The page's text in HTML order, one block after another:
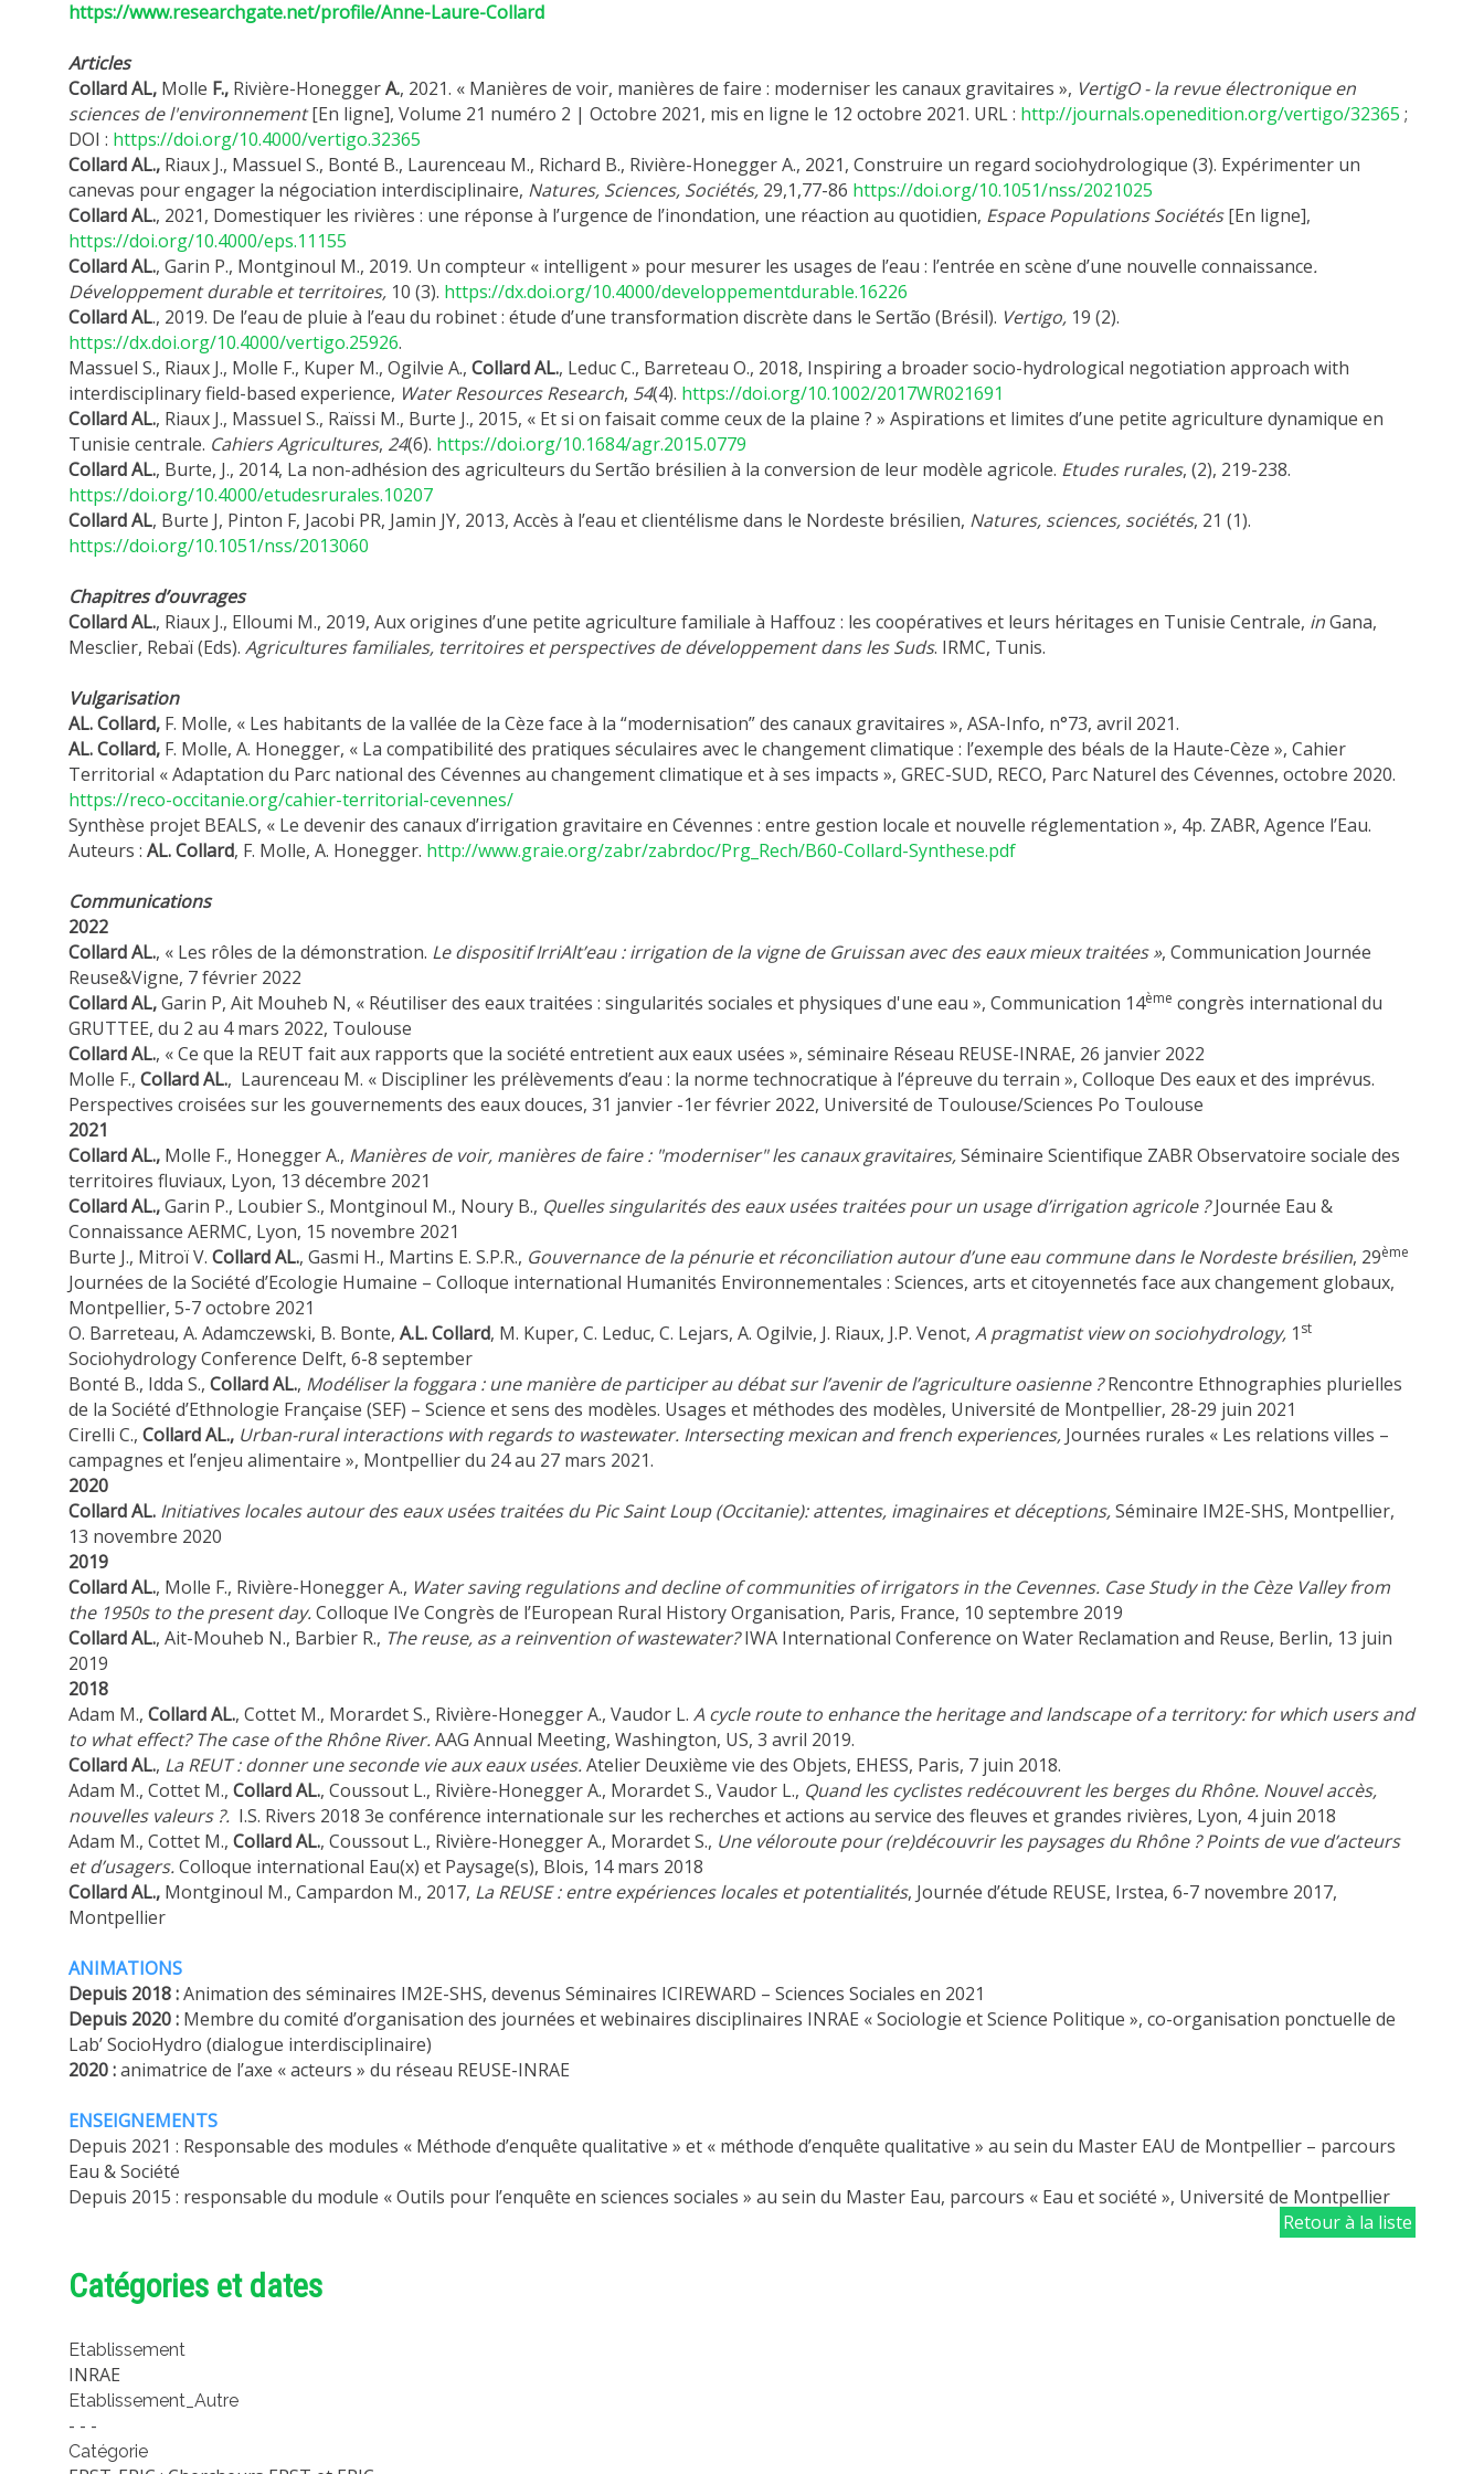
https://www.researchgate.net/profile/Anne-Laure-Collard
Articles
Collard AL, Molle F., Rivière-HoneggerA., 2021. « Manières de voir, manières de faire : moderniser les canaux gravitaires », VertigO - la revue électronique en
sciences de l'environnement[En ligne], Volume 21 numéro 2 | Octobre 2021, mis en ligne le 12 octobre 2021. URL : http://journals.openedition.org/vertigo/32365 ;
DOI : https://doi.org/10.4000/vertigo.32365
Collard AL., Riaux J., Massuel S., Bonté B., Laurenceau M., Richard B., Rivière-Honegger A., 2021, Construire un regard sociohydrologique (3). Expérimenter un
canevas pour engager la négociation interdisciplinaire, Natures, Sciences, Sociétés, 29,1,77-86 https://doi.org/10.1051/nss/2021025
Collard AL., 2021, Domestiquer les rivières : une réponse à l’urgence de l’inondation, une réaction au quotidien, Espace Populations Sociétés[En ligne],
https://doi.org/10.4000/eps.11155
Collard AL., Garin P., Montginoul M., 2019. Un compteur « intelligent » pour mesurer les usages de l’eau : l’entrée en scène d’une nouvelle connaissance.
Développement durable et territoires, 10 (3). https://dx.doi.org/10.4000/developpementdurable.16226
Collard AL., 2019. De l’eau de pluie à l’eau du robinet : étude d’une transformation discrète dans le Sertão (Brésil). Vertigo, 19 (2).
https://dx.doi.org/10.4000/vertigo.25926.
Massuel S., Riaux J., Molle F., Kuper M., Ogilvie A., Collard AL., Leduc C., Barreteau O., 2018, Inspiring a broader socio-hydrological negotiation approach with
interdisciplinary field-based experience, Water Resources Research, 54(4). https://doi.org/10.1002/2017WR021691
Collard AL., Riaux J., Massuel S., Raïssi M., Burte J., 2015, « Et si on faisait comme ceux de la plaine ? » Aspirations et limites d’une petite agriculture dynamique en
Tunisie centrale. Cahiers Agricultures, 24(6). https://doi.org/10.1684/agr.2015.0779
Collard AL., Burte, J., 2014, La non-adhésion des agriculteurs du Sertão brésilien à la conversion de leur modèle agricole. Etudes rurales, (2), 219-238.
https://doi.org/10.4000/etudesrurales.10207
CollardAL, Burte J, Pinton F, Jacobi PR, Jamin JY, 2013, Accès à l’eau et clientélisme dans le Nordeste brésilien, Natures, sciences, sociétés, 21 (1).
https://doi.org/10.1051/nss/2013060
Chapitres d’ouvrages
Collard AL., Riaux J., Elloumi M., 2019, Aux origines d’une petite agriculture familiale à Haffouz : les coopératives et leurs héritages en Tunisie Centrale, inGana,
Mesclier, Rebaï (Eds). Agricultures familiales, territoires et perspectives de développement dans les Suds. IRMC, Tunis.
Vulgarisation
AL. Collard, F. Molle, « Les habitants de la vallée de la Cèze face à la “modernisation” des canaux gravitaires », ASA-Info, n°73, avril 2021.
AL. Collard, F. Molle, A. Honegger, « La compatibilité des pratiques séculaires avec le changement climatique : l’exemple des béals de la Haute-Cèze », Cahier
Territorial « Adaptation du Parc national des Cévennes au changement climatique et à ses impacts », GREC-SUD, RECO, Parc Naturel des Cévennes, octobre 2020.
https://reco-occitanie.org/cahier-territorial-cevennes/
Synthèse projet BEALS, « Le devenir des canaux d’irrigation gravitaire en Cévennes : entre gestion locale et nouvelle réglementation », 4p. ZABR, Agence l’Eau.
Auteurs : AL.Collard, F. Molle, A. Honegger. http://www.graie.org/zabr/zabrdoc/Prg_Rech/B60-Collard-Synthese.pdf
Communications
2022
Collard AL., « Les rôles de la démonstration. Le dispositif IrriAlt’eau : irrigation de la vigne de Gruissan avec des eaux mieux traitées », Communication Journée
Reuse&Vigne, 7 février 2022
Collard AL,Garin P, Ait Mouheb N, « Réutiliser des eaux traitées : singularités sociales et physiques d'une eau », Communication 14ème congrès international du
GRUTTEE, du 2 au 4 mars 2022, Toulouse
Collard AL., « Ce que la REUT fait aux rapports que la société entretient aux eaux usées », séminaire Réseau REUSE-INRAE, 26 janvier 2022
Molle F., Collard AL., Laurenceau M. « Discipliner les prélèvements d’eau : la norme technocratique à l’épreuve du terrain », Colloque Des eaux et des imprévus.
Perspectives croisées sur les gouvernements des eaux douces, 31 janvier -1er février 2022, Université de Toulouse/Sciences Po Toulouse
2021
Collard AL., Molle F., Honegger A., Manières de voir, manières de faire : "moderniser"les canaux gravitaires,Séminaire Scientifique ZABR Observatoire sociale des
territoires fluviaux, Lyon, 13 décembre 2021
Collard AL.,Garin P., Loubier S., Montginoul M., Noury B., Quelles singularités des eaux usées traitées pour un usage d’irrigation agricole ?Journée Eau &
Connaissance AERMC, Lyon, 15 novembre 2021
Burte J., Mitroï V. Collard AL., Gasmi H., Martins E. S.P.R., Gouvernance de la pénurie et réconciliation autour d’une eau commune dans le Nordeste brésilien, 29ème
Journées de la Société d’Ecologie Humaine – Colloque international Humanités Environnementales : Sciences, arts et citoyennetés face aux changement globaux,
Montpellier, 5-7 octobre 2021
O. Barreteau, A. Adamczewski, B. Bonte, A.L. Collard, M. Kuper, C. Leduc, C. Lejars, A. Ogilvie, J. Riaux, J.P. Venot, A pragmatist view on sociohydrology, 1 st
Sociohydrology Conference Delft, 6-8 september
Bonté B., Idda S., Collard AL., Modéliser la foggara : une manière de participer au débat sur l’avenir de l’agriculture oasienne ?Rencontre Ethnographies plurielles
de la Société d’Ethnologie Française (SEF) – Science et sens des modèles. Usages et méthodes des modèles, Université de Montpellier, 28-29 juin 2021
Cirelli C., Collard AL., Urban-rural interactions with regards to wastewater. Intersecting mexican and french experiences, Journées rurales « Les relations villes –
campagnes et l’enjeu alimentaire », Montpellier du 24 au 27 mars 2021.
2020
Collard AL. Initiatives locales autour des eaux usées traitées du Pic Saint Loup (Occitanie): attentes, imaginaires et déceptions,Séminaire IM2E-SHS, Montpellier,
13 novembre 2020
2019
Collard AL., Molle F., Rivière-Honegger A., Water saving regulations and decline of communities of irrigators in the Cevennes. Case Study in the Cèze Valley from
the 1950s to the present day.Colloque IVe Congrès de l’European Rural History Organisation, Paris, France, 10 septembre 2019
Collard AL., Ait-Mouheb N., Barbier R., The reuse, as a reinvention of wastewater?IWA International Conference on Water Reclamation and Reuse, Berlin, 13 juin
2019
2018
Adam M., Collard AL., Cottet M., Morardet S., Rivière-Honegger A., Vaudor L. A cycle route to enhance the heritage and landscape of a territory: for which users and
to what effect? The case of the Rhône River.AAG Annual Meeting, Washington, US, 3 avril 2019.
Collard AL., La REUT : donner une seconde vie aux eaux usées.Atelier Deuxième vie des Objets, EHESS, Paris, 7 juin 2018.
Adam M., Cottet M., Collard AL., Coussout L., Rivière-Honegger A., Morardet S., Vaudor L., Quand les cyclistes redécouvrent les berges du Rhône. Nouvel accès,
nouvelles valeurs ?. I.S. Rivers 2018 3e conférence internationale sur les recherches et actions au service des fleuves et grandes rivières, Lyon, 4 juin 2018
Adam M., Cottet M., Collard AL., Coussout L., Rivière-Honegger A., Morardet S., Une véloroute pour (re)découvrir les paysages du Rhône ? Points de vue d’acteurs
et d’usagers.Colloque international Eau(x) et Paysage(s), Blois, 14 mars 2018
Collard AL., Montginoul M., Campardon M., 2017, La REUSE : entre expériences locales et potentialités, Journée d’étude REUSE, Irstea, 6-7 novembre 2017,
Montpellier
ANIMATIONS
Depuis 2018 :Animation des séminaires IM2E-SHS, devenus Séminaires ICIREWARD – Sciences Sociales en 2021
Depuis 2020 : Membre du comité d’organisation des journées et webinaires disciplinaires INRAE « Sociologie et Science Politique », co-organisation ponctuelle de
Lab’ SocioHydro (dialogue interdisciplinaire)
2020 :animatrice de l’axe « acteurs » du réseau REUSE-INRAE
ENSEIGNEMENTS
Depuis 2021 : Responsable des modules « Méthode d’enquête qualitative » et « méthode d’enquête qualitative » au sein du Master EAU de Montpellier – parcours
Eau & Société
Depuis 2015 : responsable du module « Outils pour l’enquête en sciences sociales » au sein du Master Eau, parcours « Eau et société », Université de Montpellier
Retour à la liste
Catégories et dates
Etablissement
INRAE
Etablissement_Autre
- - -
Catégorie